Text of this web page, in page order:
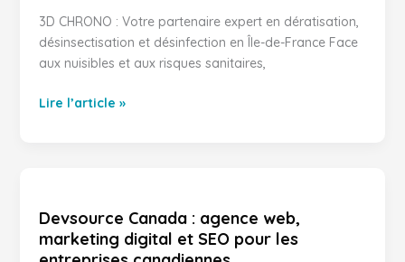
3D CHRONO : Votre partenaire expert en dératisation,
désinsectisation et désinfection en Île-de-France Face
aux nuisibles et aux risques sanitaires,
Lire l’article »
Devsource Canada : agence web,
marketing digital et SEO pour les
:
agence